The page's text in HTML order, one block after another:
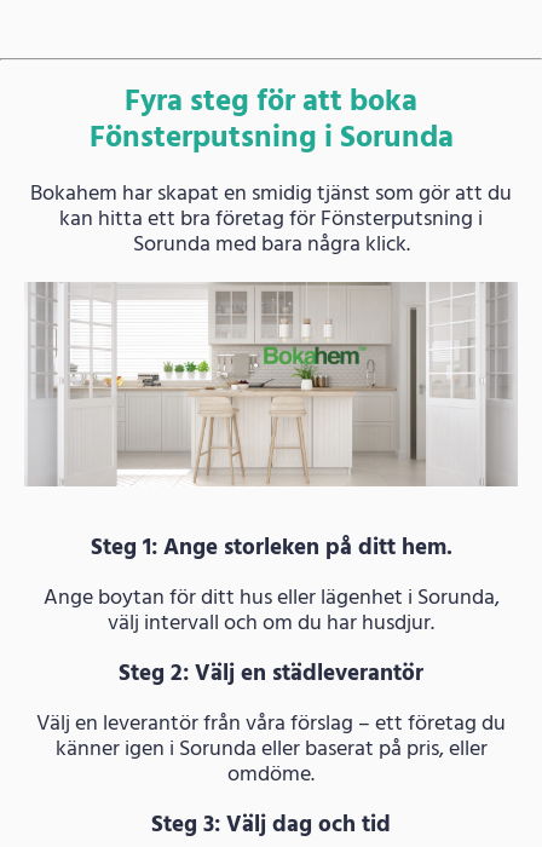
Fyra steg för att boka
Fönsterputsning i Sorunda
Bokahem har skapat en smidig tjänst som gör att du
kan hitta ett bra företag för Fönsterputsning i
Sorunda med bara några klick.
Steg 1: Ange storleken på ditt hem.
Ange boytan för ditt hus eller lägenhet i Sorunda,
välj intervall och om du har husdjur.
Steg 2: Välj en städleverantör
Välj en leverantör från våra förslag – ett företag du
känner igen i Sorunda eller baserat på pris, eller
omdöme.
Steg 3: Välj dag och tid